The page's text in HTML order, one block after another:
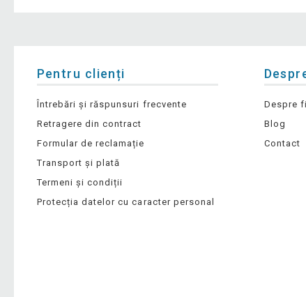
Pentru clienți
Întrebări și răspunsuri frecvente
Retragere din contract
Formular de reclamație
Transport și plată
Termeni și condiții
Protecția datelor cu caracter personal
Despre
Blog
Contact